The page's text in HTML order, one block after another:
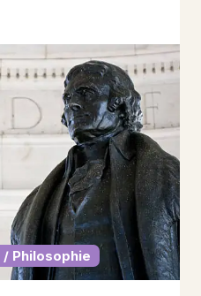
Philosophie